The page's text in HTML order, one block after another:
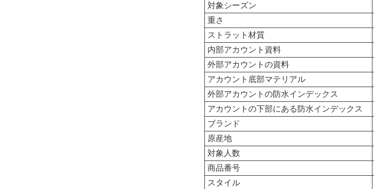
対象シーズン
重さ
ストラット材質
内部アカウント資料
外部アカウントの資料
アカウント底部マテリアル
外部アカウントの防水インデックス
アカウントの下部にある防水インデックス
ブランド
原産地
対象人数
商品番号
スタイル